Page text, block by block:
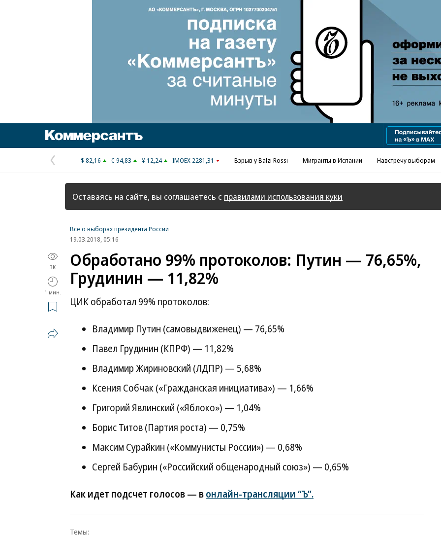
Реклама в «Ъ» www.kommersant.ru/ad
Предыдущая
страница
$ 82,16 € 94,83 ¥ 12,24 IMOEX 2281,31 Взрыв у Balzi Rossi Мигранты в Испании Навстречу выборам
Оставаясь на сайте, вы соглашаетесь с правилами использования куки
Все о выборах президента России
19.03.2018, 05:16
3K
1 мин.
Обработано 99% протоколов: Путин — 76,65%,
Грудинин — 11,82%
ЦИК обработал 99% протоколов:
Владимир Путин (самовыдвиженец) — 76,65%
Павел Грудинин (КПРФ) — 11,82%
Владимир Жириновский (ЛДПР) — 5,68%
Ксения Собчак («Гражданская инициатива») — 1,66%
Григорий Явлинский («Яблоко») — 1,04%
Борис Титов (Партия роста) — 0,75%
Максим Сурайкин («Коммунисты России») — 0,68%
Сергей Бабурин («Российский общенародный союз») — 0,65%
Как идет подсчет голосов — вонлайн-трансляции “Ъ”.
Темы: